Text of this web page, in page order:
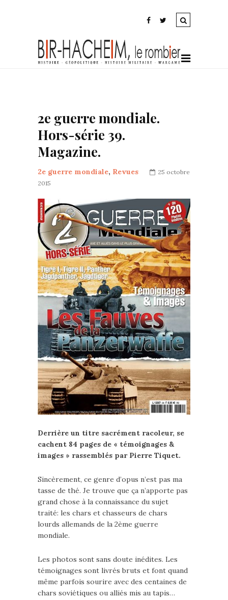
2e guerre mondiale.
Hors-série 39.
Magazine.
2e guerre mondiale, Revues
25 octobre
2015
Derrière un titre sacrément racoleur, se
cachent 84 pages de « témoignages &
images » rassemblés par Pierre Tiquet.
Sincèrement, ce genre d’opus n’est pas ma
tasse de thé. Je trouve que ça n’apporte pas
grand chose à la connaissance du sujet
traité: les chars et chasseurs de chars
lourds allemands de la 2ème guerre
mondiale.
Les photos sont sans doute inédites. Les
témoignages sont livrés bruts et font quand
même parfois sourire avec des centaines de
chars soviétiques ou alliés mis au tapis…